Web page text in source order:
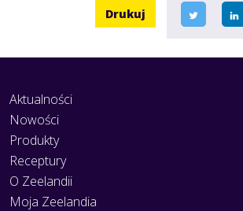
Drukuj
Aktualności
Nowości
Produkty
Receptury
O Zeelandii
Moja Zeelandia